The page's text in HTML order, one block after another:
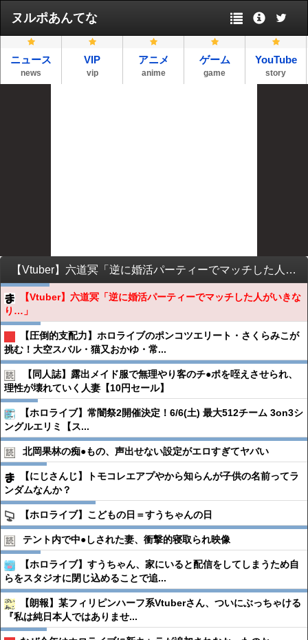
ヌルポあんてな
ニュース
news
VIP
vip
アニメ
anime
ゲーム
game
YouTube
story
【Vtuber】六道冥「逆に婚活パーティーでマッチした人がいきなり…」
【Vtuber】六道冥「逆に婚活パーティーでマッチした人がいきな
り…」
【圧倒的支配力】ホロライブのポンコツエリート・さくらみこが
挑む！大空スバル・猫又おかゆ・常...
【同人誌】露出メイド服で無理やり客のチ●︎ポを咥えさせられ、
理性が壊れていく人妻【10円セール】
【ホロライブ】常闇祭2開催決定！6/6(土) 最大512チーム 3on3シ
ングルエリミ【ス...
北岡果林の痴●︎もの、声出せない設定がエロすぎてヤバい
【にじさんじ】トモコレエアプやから知らんが子供の名前ってラ
ンダムなんか？
【ホロライブ】こどもの日＝すうちゃんの日
テント内で中●︎しされた妻、衝撃的寝取られ映像
【ホロライブ】すうちゃん、家にいると配信をしてしまうため自
らをスタジオに閉じ込めることで追...
【朗報】某フィリピンハーフ系Vtuberさん、ついにぶっちゃける
『私は純日本人ではありませ...